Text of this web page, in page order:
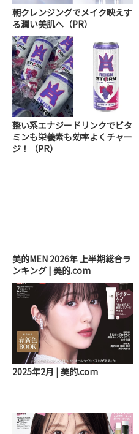
朝クレンジングでメイク映えす
る潤い美肌へ（PR）
整い系エナジードリンクでビタ
ミンも栄養素も効率よくチャー
ジ！（PR）
美的MEN 2026年 上半期総合ラ
ンキング | 美的.com
2025年2月 | 美的.com